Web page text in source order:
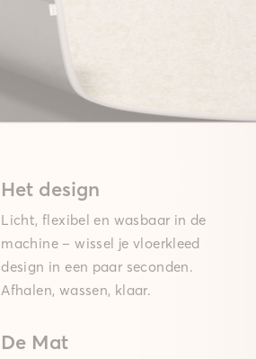
Het design
Licht, flexibel en wasbaar in de
machine – wissel je vloerkleed
design in een paar seconden.
Afhalen, wassen, klaar.
De Mat